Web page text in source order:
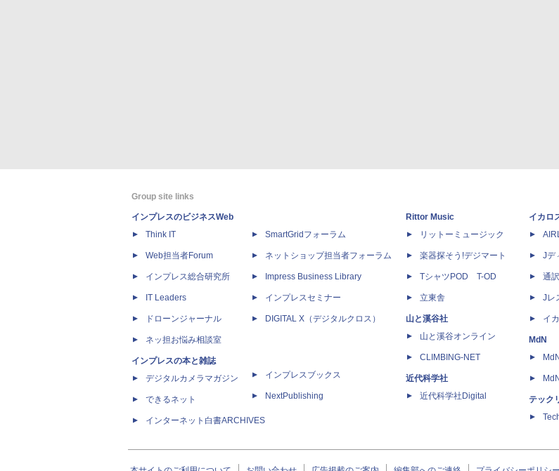
Group site links
インプレスのビジネスWeb
Think IT
Web担当者Forum
インプレス総合研究所
IT Leaders
ドローンジャーナル
ネッ担お悩み相談室
インプレスの本と雑誌
デジタルカメラマガジン
できるネット
インターネット白書ARCHIVES
SmartGridフォーラム
ネットショップ担当者フォーラム
Impress Business Library
インプレスセミナー
DIGITAL X（デジタルクロス）
インプレスブックス
NextPublishing
Rittor Music
リットーミュージック
楽器探そう!デジマート
TシャツPOD T-OD
立東舎
山と溪谷社
山と溪谷オンライン
CLIMBING-NET
近代科学社
近代科学社Digital
イカロ
Jデ
通
Jレ
イ
MdN
テック